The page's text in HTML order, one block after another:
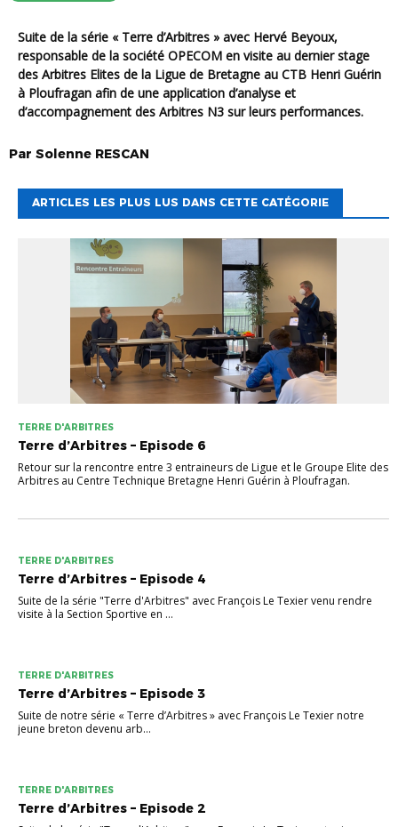
Suite de la série « Terre d’Arbitres » avec Hervé Beyoux,
responsable de la société OPECOM en visite au dernier stage
des Arbitres Elites de la Ligue de Bretagne au CTB Henri Guérin
à Ploufragan afin de une application d’analyse et
d’accompagnement des Arbitres N3 sur leurs performances.
Par Solenne RESCAN
ARTICLES LES PLUS LUS DANS CETTE CATÉGORIE
TERRE D'ARBITRES
Terre d’Arbitres – Episode 6
Retour sur la rencontre entre 3 entraineurs de Ligue et le Groupe Elite des
Arbitres au Centre Technique Bretagne Henri Guérin à Ploufragan.
TERRE D'ARBITRES
Terre d’Arbitres – Episode 4
Suite de la série "Terre d'Arbitres" avec François Le Texier venu rendre
visite à la Section Sportive en ...
TERRE D'ARBITRES
Terre d’Arbitres – Episode 3
Suite de notre série « Terre d’Arbitres » avec François Le Texier notre
jeune breton devenu arb...
TERRE D'ARBITRES
Terre d’Arbitres – Episode 2